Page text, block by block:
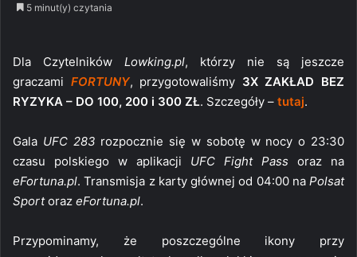
5 minut(y) czytania
Dla Czytelników Lowking.pl, którzy nie są jeszcze
graczami FORTUNY, przygotowaliśmy 3X ZAKŁAD BEZ
RYZYKA – DO 100, 200 i 300 ZŁ. Szczegóły – tutaj.
Gala UFC 283 rozpocznie się w sobotę w nocy o 23:30
czasu polskiego w aplikacji UFC Fight Pass oraz na
eFortuna.pl. Transmisja z karty głównej od 04:00 na Polsat
Sportoraz eFortuna.pl.
Przypominamy, że poszczególne ikony przy